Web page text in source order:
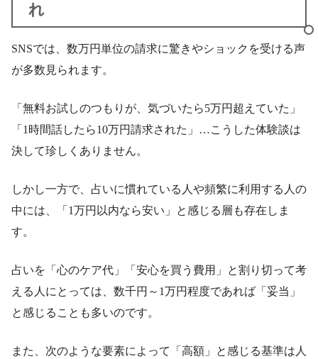
れ
SNSでは、数万円単位の請求に驚きやショックを受ける声
が多数見られます。
「無料お試しのつもりが、気づいたら5万円超えていた」
「1時間話したら10万円請求された」…こうした体験談は
決して珍しくありません。
しかし一方で、占いに慣れている人や頻繁に利用する人の
中には、「1万円以内なら安い」と感じる層も存在しま
す。
占いを「心のケア代」「安心を買う費用」と割り切って考
える人にとっては、数千円～1万円程度であれば「妥当」
と感じることも多いのです。
また、次のような要素によって「高額」と感じる基準は人